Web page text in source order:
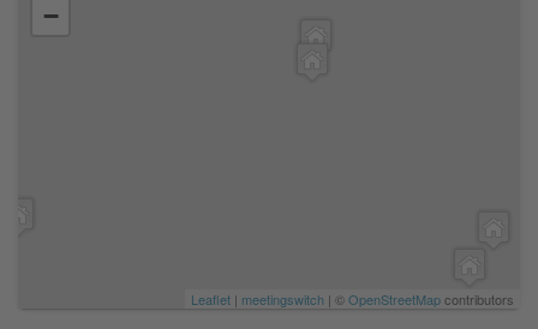
−
Leaflet | meetingswitch | ©OpenStreetMapcontributors